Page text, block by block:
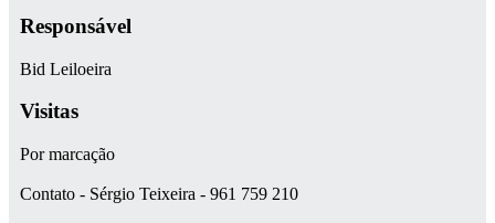
Responsável
Bid Leiloeira
Visitas
Por marcação
Contato - Sérgio Teixeira - 961 759 210